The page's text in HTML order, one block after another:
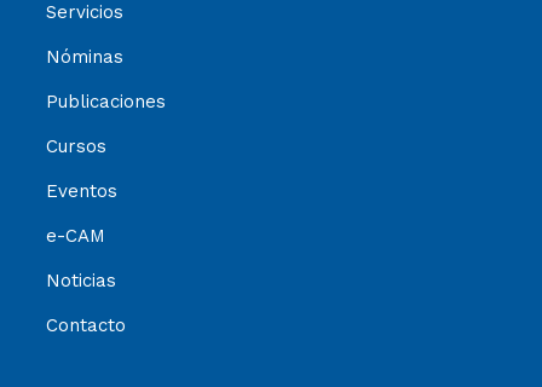
Servicios
Nóminas
Publicaciones
Cursos
Eventos
e-CAM
Noticias
Contacto